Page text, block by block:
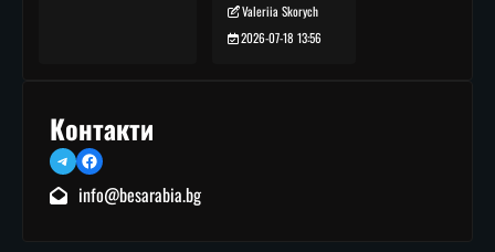
Valeriia Skorych
2026-07-18 13:56
Контакти
TelegramFacebook
info@besarabia.bg